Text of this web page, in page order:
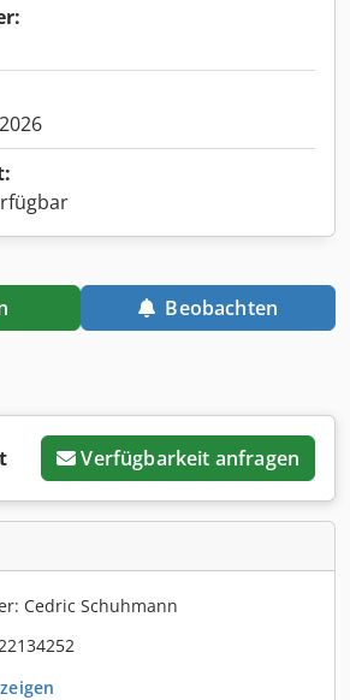
Beobachten
Verfügbarkeit anfragen
Cedric Schuhmann